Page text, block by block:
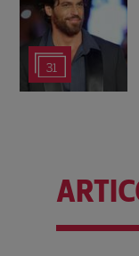
31